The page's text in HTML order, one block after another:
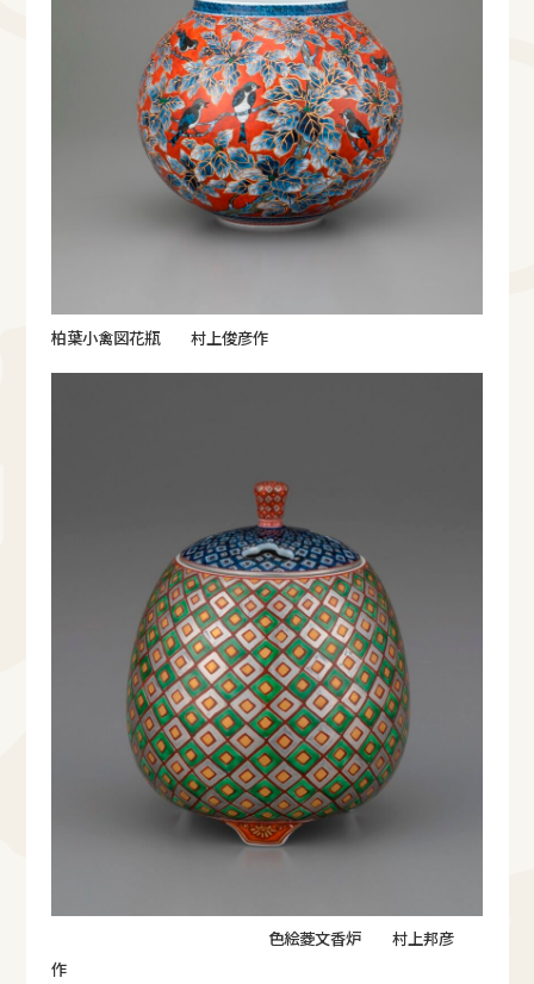
柏葉小禽図花瓶 村上俊彦作
色絵菱文香炉 村上邦彦
作